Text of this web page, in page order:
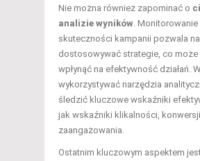
Nie można również zapominać o
analizie wyników . Monitorowanie
skuteczności kampanii pozwala
dostosowywać strategie, co może
wpłynąć na efektywność działań.
wykorzystywać narzędzia
śledzić kluczowe wskaźniki
jak wskaźniki klikalności,
zaangażowania.
Ostatnim kluczowym aspektem